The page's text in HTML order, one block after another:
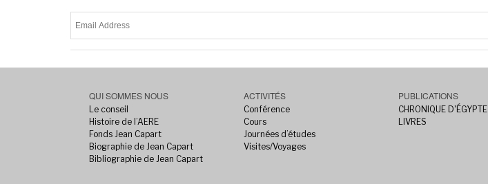
QUI SOMMES NOUS
Le conseil
Histoire de l’AERE
Fonds Jean Capart
Biographie de Jean Capart
Bibliographie de Jean Capart
ACTIVITÉS
Conférence
Cours
Journées d’études
Visites/Voyages
PUBLICATIONS
CHRONIQUE D'ÉGYPTE
LIVRES